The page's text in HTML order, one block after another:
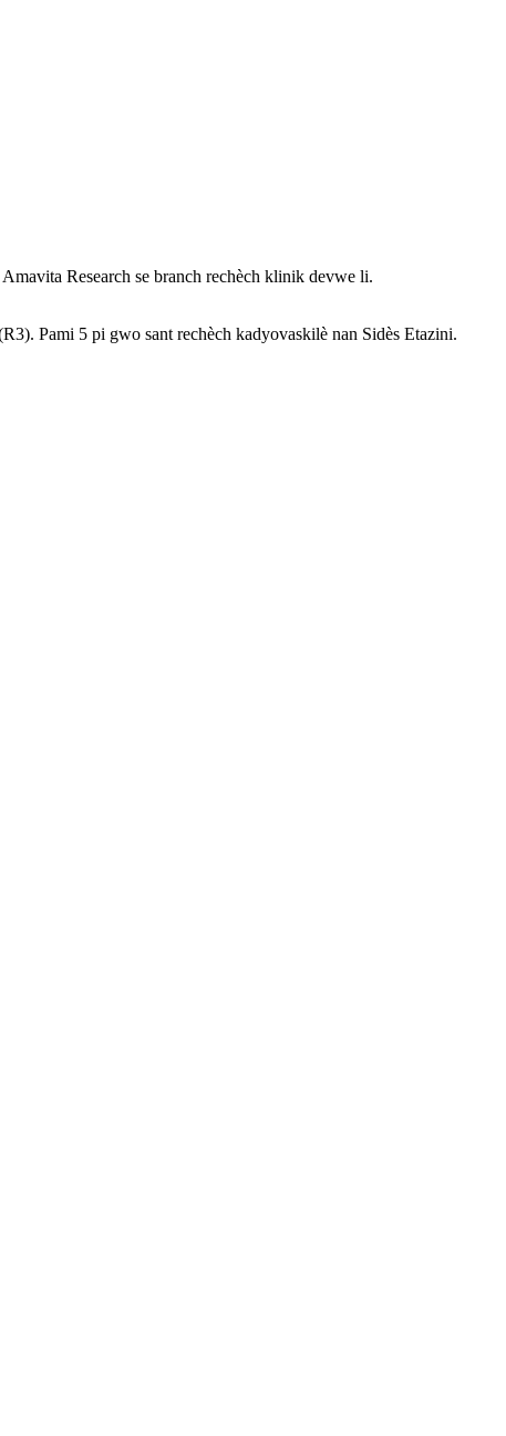
Research se branch rechèch klinik devwe li.
Pami 5 pi gwo sant rechèch kadyovaskilè nan Sidès Etazini.